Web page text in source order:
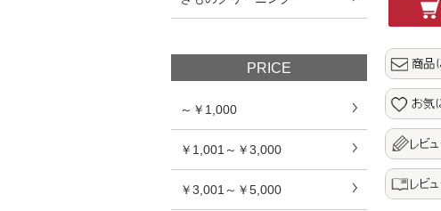
PRICE
～￥1,000
￥1,001～￥3,000
￥3,001～￥5,000